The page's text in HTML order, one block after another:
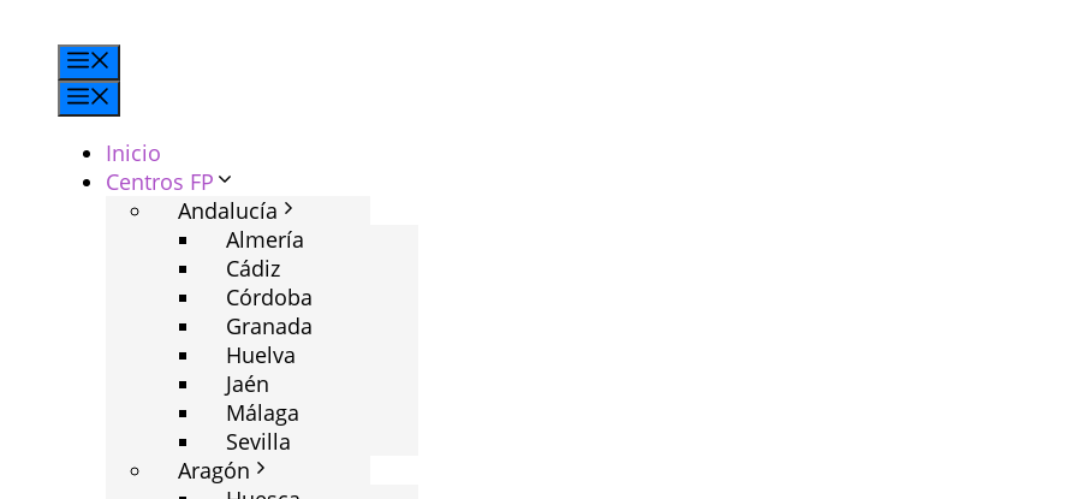
contenido
Inicio
Centros FP
Andalucía
Almería
Cádiz
Córdoba
Granada
Huelva
Jaén
Málaga
Sevilla
Aragón